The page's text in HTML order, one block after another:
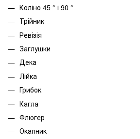
Коліно 45 ° і 90 °
Трійник
Ревізія
Заглушки
Дека
Лійка
Грибок
Кагла
Флюгер
Окапник